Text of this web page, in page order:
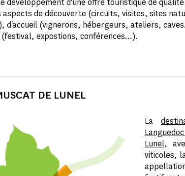
développement d'une offre touristique de
de découverte (circuits, visites, sites
d'accueil (vignerons, hébergeurs, ateliers,
expostions, conférences...).
DE LUNEL
La
Lunel,
viticoles,